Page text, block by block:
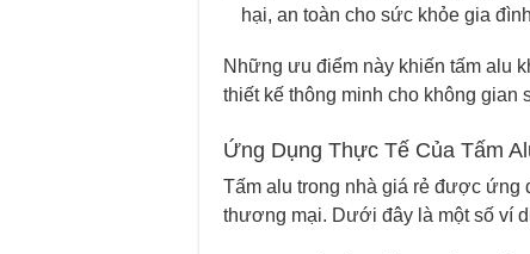
hại, an toàn cho sức khỏe gia
Những ưu điểm này khiến tấm alu
thiết kế thông minh cho không gian
Ứng Dụng Thực Tế Của Tấm
Tấm alu trong nhà giá rẻ được ứng
thương mại. Dưới đây là một số ví